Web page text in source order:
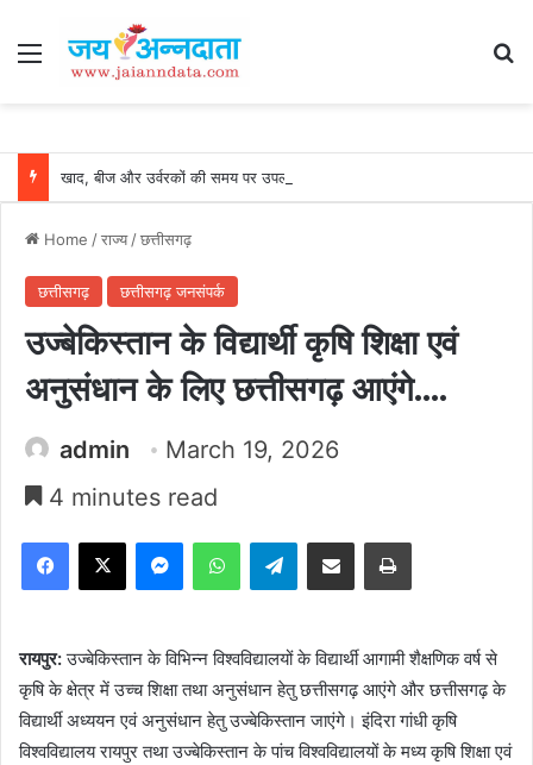
Menu
Home /राज्य/छत्तीसगढ़
छत्तीसगढ़ छत्तीसगढ़ जनसंपर्क
उज्बेकिस्तान के विद्यार्थी कृषि शिक्षा एवं
अनुसंधान के लिए छत्तीसगढ़ आएंगे….
admin
March 19, 2026
4 minutes read
Facebook
X MessengerWhatsAppTelegramShare via Email Print
रायपुर:उज्बेकिस्तान के विभिन्न विश्वविद्यालयों के विद्यार्थी आगामी शैक्षणिक वर्ष से
कृषि के क्षेत्र में उच्च शिक्षा तथा अनुसंधान हेतु छत्तीसगढ़ आएंगे और छत्तीसगढ़ के
विद्यार्थी अध्ययन एवं अनुसंधान हेतु उज्बेकिस्तान जाएंगे। इंदिरा गांधी कृषि
विश्वविद्यालय रायपुर तथा उज्बेकिस्तान के पांच विश्वविद्यालयों के मध्य कृषि शिक्षा एवं